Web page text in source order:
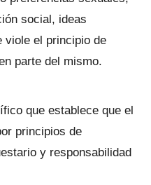
social, ideas
viole el principio de
parte del mismo.
que establece que el
principios de
y responsabilidad